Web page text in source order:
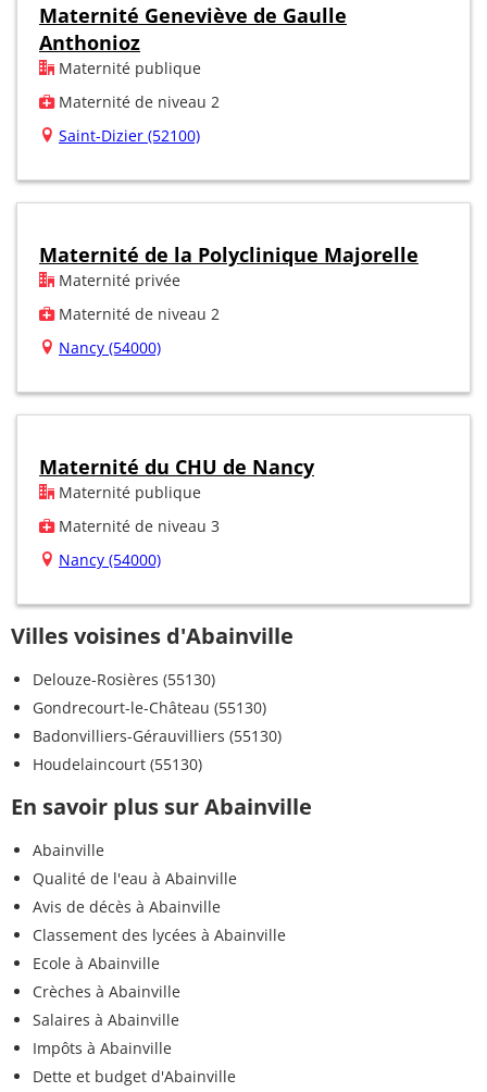
Maternité Geneviève de Gaulle
Anthonioz
Maternité publique
Maternité de niveau 2
Saint-Dizier (52100)
Maternité de la Polyclinique Majorelle
Maternité privée
Maternité de niveau 2
Nancy (54000)
Maternité du CHU de Nancy
Maternité publique
Maternité de niveau 3
Nancy (54000)
Villes voisines d'Abainville
Delouze-Rosières (55130)
Gondrecourt-le-Château (55130)
Badonvilliers-Gérauvilliers (55130)
Houdelaincourt (55130)
En savoir plus sur Abainville
Abainville
Qualité de l'eau à Abainville
Avis de décès à Abainville
Classement des lycées à Abainville
Ecole à Abainville
Crèches à Abainville
Salaires à Abainville
Impôts à Abainville
Dette et budget d'Abainville